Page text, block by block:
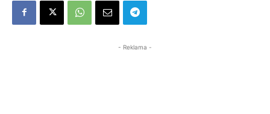
- Reklama -